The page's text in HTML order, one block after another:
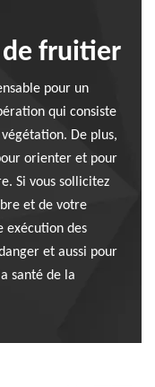
de fruitier
pour un
qui consiste
De plus,
orienter et pour
Si vous sollicitez
et de votre
exécution des
et aussi pour
santé de la